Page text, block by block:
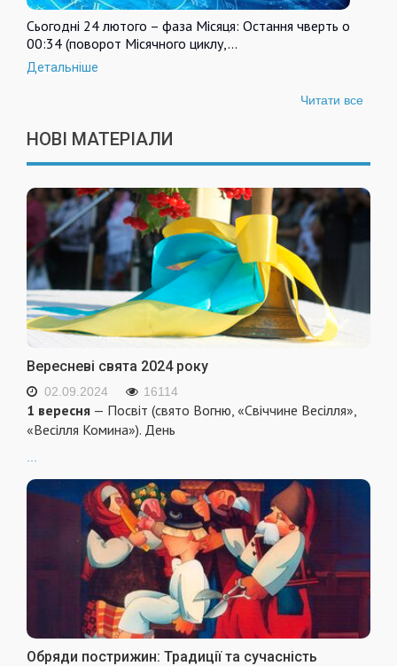
Сьогодні 24 лютого – фаза Місяця: Остання чверть о
00:34 (поворот Місячного циклу,…
Детальніше
Читати все
НОВІ МАТЕРІАЛИ
Вересневі свята 2024 року
02.09.2024 16114
1 вересня — Посвіт (свято Вогню, «Свіччине Весілля»,
«Весілля Комина»). День
Обряди пострижин: Традиції та сучасність